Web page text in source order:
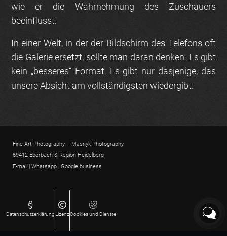
wie er die Wahrnehmung des Zuschauers
beeinflusst.
In einer Welt, in der der Bildschirm des Telefons oft
die Galerie ersetzt, sollte man daran denken: Es gibt
kein „besseres“ Format. Es gibt nur dasjenige, das
unsere Absicht am vollständigsten wiedergibt.
Datenschutz­erklärung LizenzCookies und Dienste
Fine Art Photography – Masnyk Photography
69412 Eberbach & Region Heidelberg
E-mail | Whatsapp | Google business